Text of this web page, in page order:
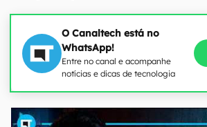
O Canaltech está no
WhatsApp!
Entre no canal e acompanhe
notícias e dicas de tecnologia